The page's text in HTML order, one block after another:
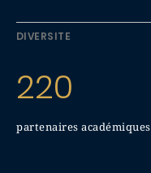
DIVERSITE
220
partenaires académiques